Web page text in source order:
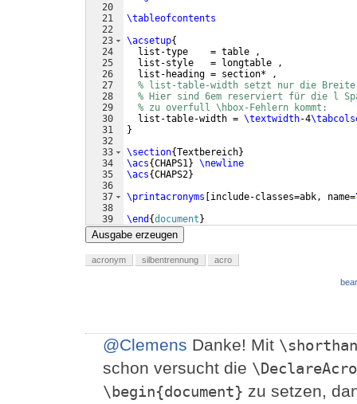
20
21
22
23
24
25
26
27
28
29
30
31
32
33
34
35
36
37
38
39
\tableofcontents
\acsetup{
  list-type    = table ,
  list-style   = longtable ,
  list-heading = section* ,
% list-table-width setzt nur die Breite
% Hier sind 6em reserviert für die l
% zu overfull \hbox-Fehlern kommt:
  list-table-width =
\textwidth-4
}
\section{Textbereich}
\acs{CHAPS1} \newline
\acs{CHAPS2}
\printacronyms
include-classes=abk, name=
\end {document }
Ausgabe erzeugen
acronym silbentrennung acro
@Clemens Danke! Mit
schon versucht die
\begin{document} zu setzen,